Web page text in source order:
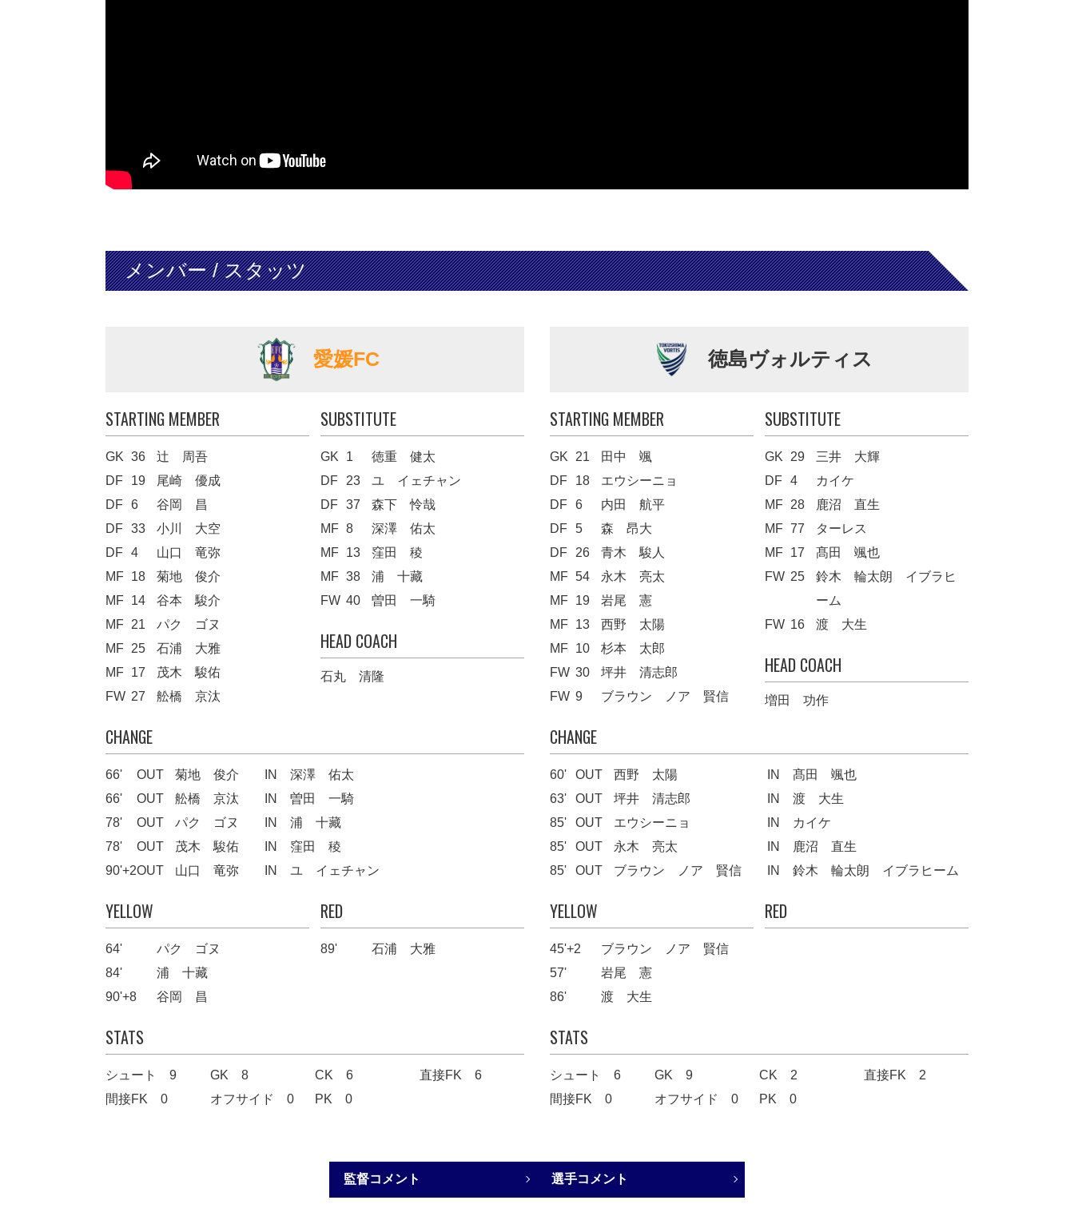
メンバー / スタッツ
愛媛FC
STARTING MEMBER
GK 36
辻 周吾
DF
19
尾崎 優成
DF 6
谷岡 昌
DF 33
小川 大空
DF 4
山口 竜弥
MF 18
菊地 俊介
MF 14
谷本 駿介
MF 21
パク ゴヌ
MF 25
石浦 大雅
MF 17
茂木 駿佑
FW 27 舩橋 京汰
SUBSTITUTE
GK 1
徳重 健太
DF
23
ユ イェチャン
DF 37
森下 怜哉
MF 8
深澤 佑太
MF 13
窪田 稜
MF 38
浦 十藏
FW 40 曽田 一騎
HEAD COACH
石丸 清隆
CHANGE
66' OUT 菊地 俊介 IN
深澤 佑太
66'
OUT 舩橋 京汰 IN
曽田 一騎
78'
OUT パク ゴヌ IN
浦 十藏
78'
OUT 茂木 駿佑 IN
窪田 稜
90'+2OUT 山口 竜弥 IN ユ イェチャン
YELLOW
64'
パク ゴヌ
84'
浦 十藏
90'+8
谷岡 昌
RED
89' 石浦 大雅
STATS
シュート 9 GK 8 CK 6
直接FK 6
間接FK 0
オフサイド 0 PK 0
徳島ヴォルティス
STARTING MEMBER
GK 21
田中 颯
DF
18
エウシーニョ
DF 6
内田 航平
DF 5
森 昂大
DF
26
青木 駿人
MF 54
永木 亮太
MF 19
岩尾 憲
MF 13
西野 太陽
MF 10
杉本 太郎
FW 30
坪井 清志郎
FW 9 ブラウン ノア 賢信
SUBSTITUTE
GK 29
三井 大輝
DF 4
カイケ
MF 28
鹿沼 直生
MF 77
ターレス
MF 17
髙田 颯也
FW 25
鈴木 輪太朗 イブラヒ
ーム
FW 16 渡 大生
HEAD COACH
増田 功作
CHANGE
60' OUT 西野 太陽 IN
髙田 颯也
63'
OUT 坪井 清志郎 IN
渡 大生
85'
OUT エウシーニョ IN
カイケ
85'
OUT 永木 亮太 IN
鹿沼 直生
85'
OUT ブラウン ノア 賢信 IN 鈴木 輪太朗 イブラヒーム
YELLOW
45'+2
ブラウン ノア 賢信
57'
岩尾 憲
86'
渡 大生
RED
STATS
シュート 6 GK 9 CK 2
直接FK 2
間接FK 0
オフサイド 0 PK 0
監督コメント 選手コメント